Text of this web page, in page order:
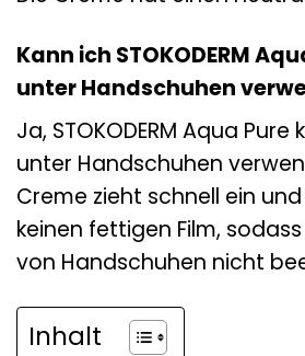
Kann ich STOKODERM
unter Handschuhen
Ja, STOKODERM Aqua
unter Handschuhen
Creme zieht schnell ein
keinen fettigen Film,
von Handschuhen nicht
Inhalt